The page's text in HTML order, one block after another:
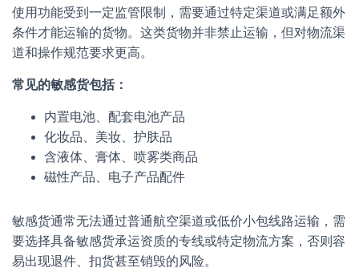
使用功能受到一定监管限制，需要通过特定渠道或满足额外
条件才能运输的货物。这类货物并非禁止运输，但对物流渠
道和操作规范要求更高。
常见的敏感货包括：
内置电池、配套电池产品
化妆品、美妆、护肤品
含液体、膏体、喷雾类商品
磁性产品、电子产品配件
敏感货通常无法通过普通航空渠道或低价小包线路运输，需
要选择具备敏感货承运资质的专线或特定物流方案，否则容
易出现退件、扣货甚至销毁的风险。